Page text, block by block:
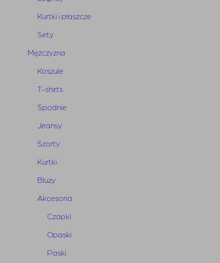
Kurtki i płaszcze
Sety
Mężczyzna
Koszule
T-shirts
Spodnie
Jeansy
Szorty
Kurtki
Bluzy
Akcesoria
Czapki
Opaski
Paski